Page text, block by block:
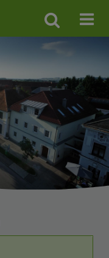
Site
search
toggle